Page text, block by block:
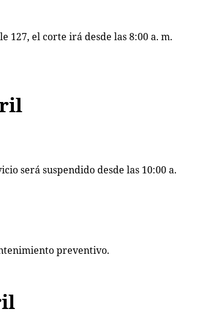
127, el corte irá desde las 8:00 a. m.
será suspendido desde las 10:00 a.
preventivo.